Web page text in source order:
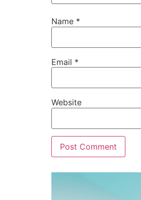
Name *
Email *
Website